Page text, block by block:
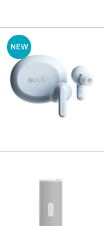
NEW